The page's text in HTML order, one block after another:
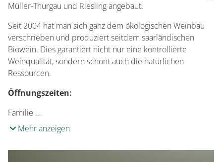
Müller-Thurgau und Riesling angebaut.
Seit 2004 hat man sich ganz dem ökologischen Weinbau
verschrieben und produziert seitdem saarländischen
Biowein. Dies garantiert nicht nur eine kontrollierte
Weinqualität, sondern schont auch die natürlichen
Ressourcen.
Öffnungszeiten:
Familie …
Mehr anzeigen